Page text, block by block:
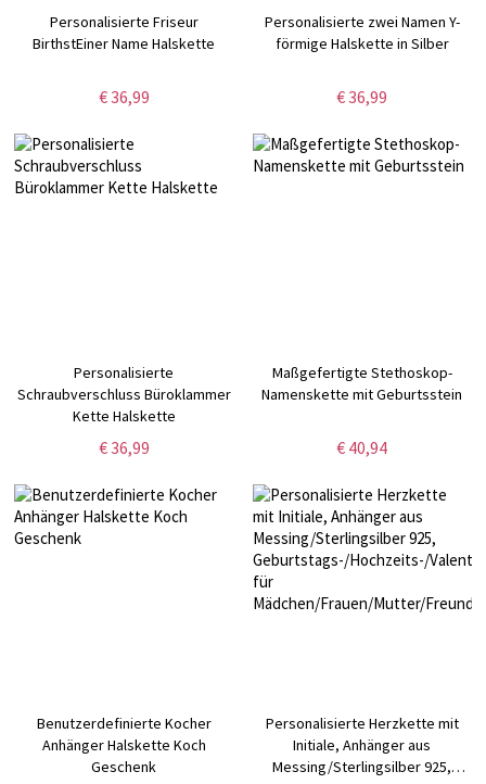
Personalisierte Friseur
BirthstEiner Name Halskette
€ 36,99
Personalisierte zwei Namen Y-
förmige Halskette in Silber
€ 36,99
Personalisierte
Schraubverschluss Büroklammer
Kette Halskette
€ 36,99
Maßgefertigte Stethoskop-
Namenskette mit Geburtsstein
€ 40,94
Benutzerdefinierte Kocher
Anhänger Halskette Koch
Geschenk
Personalisierte Herzkette mit
Initiale, Anhänger aus
Messing/Sterlingsilber 925,